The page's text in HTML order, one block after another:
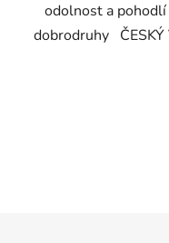
odolnost a
dobrodruhy ČESKÝ